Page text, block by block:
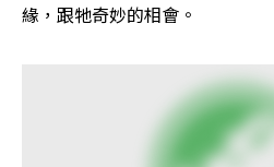
緣，跟牠奇妙的相會。